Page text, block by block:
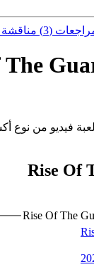
(3) مناقشة
فيديو من نوع
Rise Of
Rise Of The